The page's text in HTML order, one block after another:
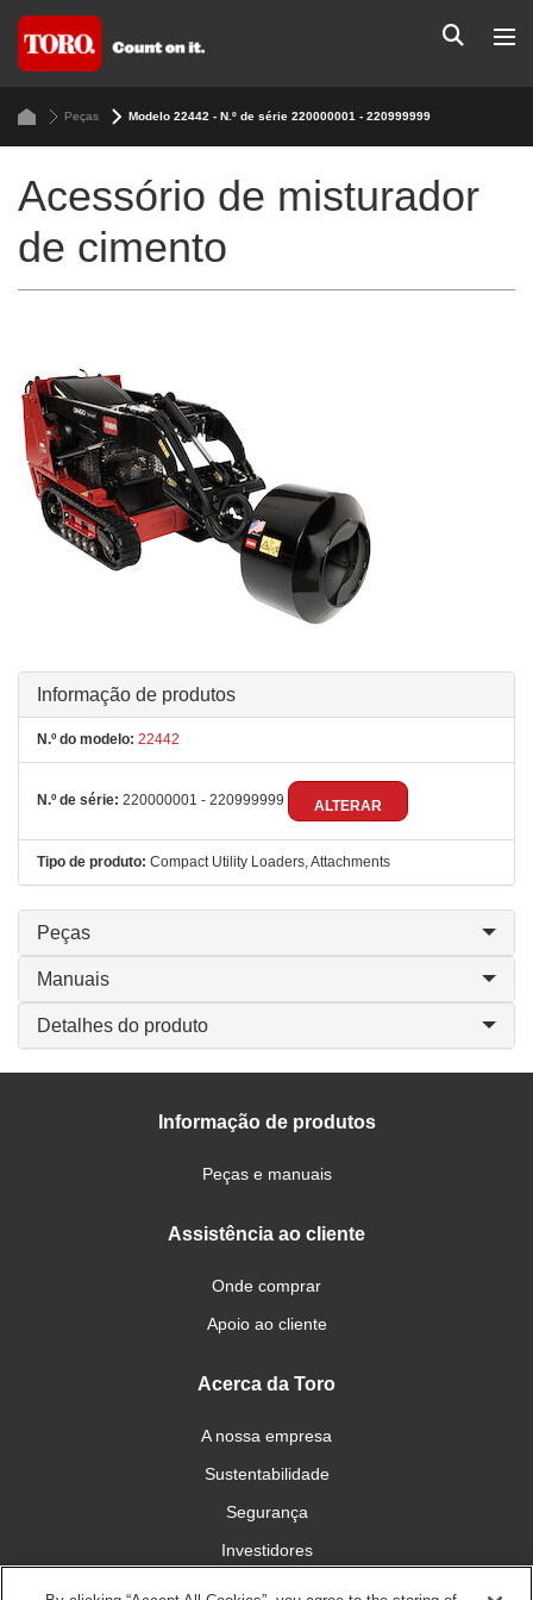
Peças Modelo 22442 - N.º de série 220000001 - 220999999
Acessório de misturador
de cimento
Informação de produtos
N.º do modelo: 22442
N.º de série: 220000001 - 220999999 ALTERAR
Tipo de produto: Compact Utility Loaders, Attachments
Peças
Manuais
Detalhes do produto
Informação de produtos
Peças e manuais
Assistência ao cliente
Onde comprar
Apoio ao cliente
Acerca da Toro
A nossa empresa
Sustentabilidade
Segurança
Investidores